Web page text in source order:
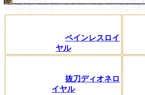
ペインレスロイ
ヤル
抜刀ディオネロ
イヤル